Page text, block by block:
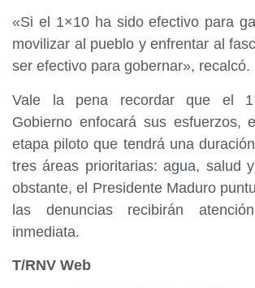
«Si el 1×10 ha sido efectivo para
movilizar al pueblo y enfrentar al
ser efectivo para gobernar», recalcó.
Vale la pena recordar que el
Gobierno enfocará sus esfuerzos,
etapa piloto que tendrá una
tres áreas prioritarias: agua, salud
obstante, el Presidente Maduro
las denuncias recibirán
inmediata.
T/RNV Web